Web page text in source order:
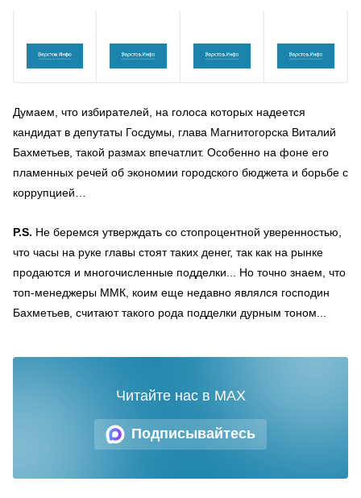
Думаем, что избирателей, на голоса которых надеется
кандидат в депутаты Госдумы, глава Магнитогорска Виталий
Бахметьев, такой размах впечатлит. Особенно на фоне его
пламенных речей об экономии городского бюджета и борьбе с
коррупцией…
P.S. Не беремся утверждать со стопроцентной уверенностью,
что часы на руке главы стоят таких денег, так как на рынке
продаются и многочисленные подделки... Но точно знаем, что
топ-менеджеры ММК, коим еще недавно являлся господин
Бахметьев, считают такого рода подделки дурным тоном...
Подписывайтесь
Читайте нас в MAX